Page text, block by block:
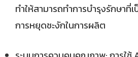
ทำให้สามารถทำการบำรุงรักษาที่
การหยุดชะงักในการผลิต